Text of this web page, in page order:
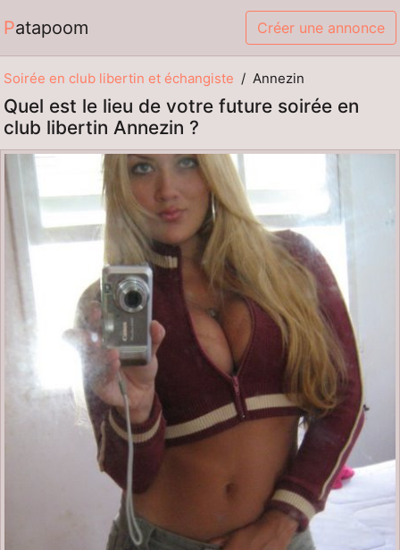
Patapoom Créer une annonce
Soirée en club libertin et échangiste Annezin
Quel est le lieu de votre future soirée en
club libertin Annezin ?